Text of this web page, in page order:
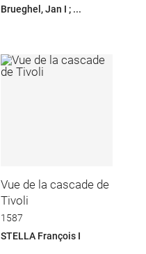
Brueghel, Jan I ; ...
Vue de la cascade de
Tivoli
1587
STELLA François I